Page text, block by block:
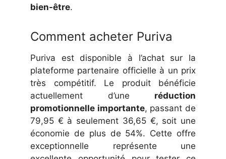
bien-être.
Comment acheter Puriva
Puriva est disponible à l’achat sur la
plateforme partenaire officielle à un prix
très compétitif. Le produit bénéficie
actuellement d’une réduction
promotionnelle importante, passant de
79,95 € à seulement 36,65 €, soit une
économie de plus de 54%. Cette offre
exceptionnelle représente une